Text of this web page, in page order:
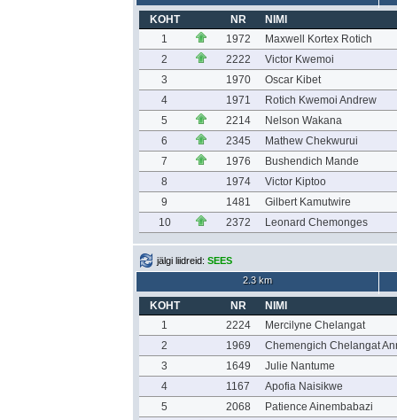
KOHT NR
NIMI
1
1972
Maxwell Kortex Rotich
2
2222
Victor Kwemoi
3
1970
Oscar Kibet
4
1971
Rotich Kwemoi Andrew
5
2214
Nelson Wakana
6
2345
Mathew Chekwurui
7
1976
Bushendich Mande
8
1974
Victor Kiptoo
9
1481
Gilbert Kamutwire
10
2372 Leonard Chemonges
jälgi liidreid: SEES
2.3 km
KOHT NR
NIMI
1
2224
Mercilyne Chelangat
2
1969
Chemengich Chelangat
3
1649
Julie Nantume
4
1167
Apofia Naisikwe
5
2068
Patience Ainembabazi